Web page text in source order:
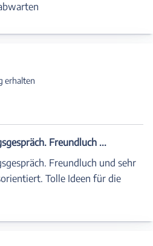
erhalten
Freundluch ...
Freundluch und sehr
Tolle Ideen für die